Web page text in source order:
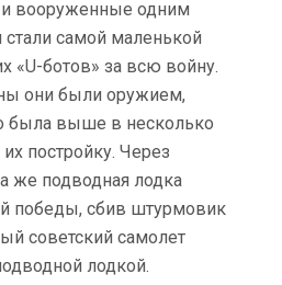
вооруженные одним
самой маленькой
«U-ботов» за всю войну.
они были оружием,
была выше в несколько
постройку. Через
же подводная лодка
победы, сбив штурмовик
советский самолет
лодкой.